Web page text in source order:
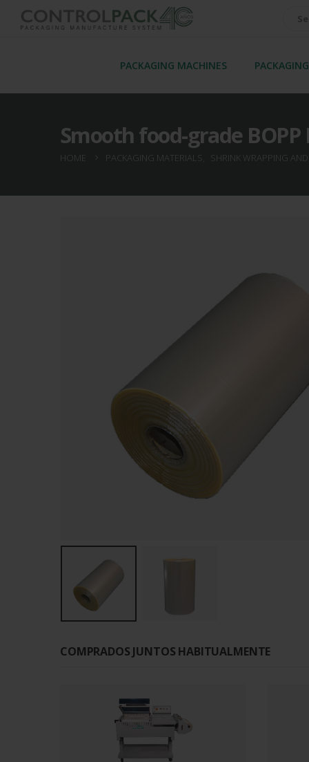
PACKAGING MACHINES
Smooth food-grade
HOME PACKAGING MATERIALS SHRINK WRAPPING
COMPRADOS JUNTOS HABITUALMENTE